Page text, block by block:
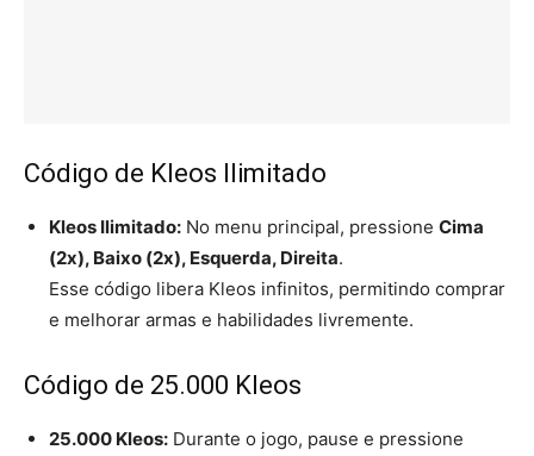
Código de Kleos Ilimitado
Kleos Ilimitado: No menu principal, pressione Cima
(2x), Baixo (2x), Esquerda, Direita.
Esse código libera Kleos infinitos, permitindo comprar
e melhorar armas e habilidades livremente.
Código de 25.000 Kleos
25.000 Kleos: Durante o jogo, pause e pressione